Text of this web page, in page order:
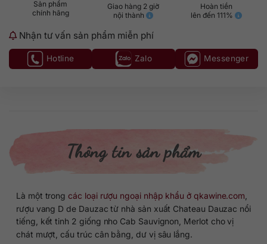
Sản phẩm
chính hãng
Giao hàng 2 giờ
nội thành
Hoàn tiền
lên đến 111%
Nhận tư vấn sản phẩm miễn phí
Hotline Zalo Messenger
Thông tin sản phẩm
Là một trongcác loại rượu ngoại nhập khẩu ở qkawine.com
rượu vang D de Dauzac từ nhà sản xuất Chateau Dauzac nổi
tiếng, kết tinh 2 giống nho Cab Sauvignon, Merlot cho vị
chát mượt, cấu trúc cân bằng, dư vị sâu lắng.